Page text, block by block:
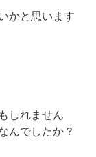
かと思います
しれません
んでしたか？